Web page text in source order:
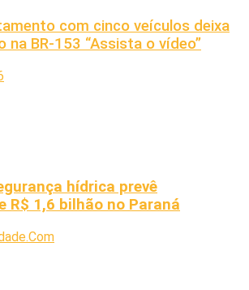
com cinco veículos deixa
BR-153 “Assista o vídeo”
hídrica prevê
R$ 1,6 bilhão no Paraná